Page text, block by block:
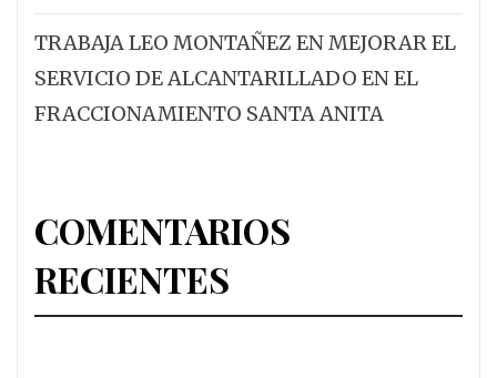
TRABAJA LEO MONTAÑEZ EN MEJORAR EL
SERVICIO DE ALCANTARILLADO EN EL
FRACCIONAMIENTO SANTA ANITA
COMENTARIOS
RECIENTES